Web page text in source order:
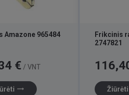
Amazone 965484
€ / VNT
trending_flat
Frikcinis
2747821
Kaina
Žiūrėti